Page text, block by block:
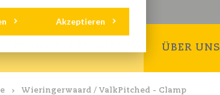
Akzeptieren
ÜBER UNS
Wieringerwaard / ValkPitched - Clamp